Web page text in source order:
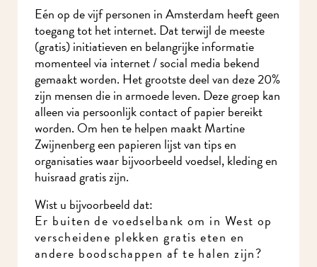
Eén op de vijf personen in Amsterdam heeft
geen toegang tot het internet. Dat terwijl de
meeste (gratis) initiatieven en belangrijke
informatie momenteel via internet / social media
bekend gemaakt worden. Het grootste deel van
deze 20% zijn mensen die in armoede leven.
Deze groep kan alleen via persoonlijk contact of
papier bereikt worden. Om hen te helpen maakt
Martine Zwijnenberg een papieren lijst van tips
en organisaties waar bijvoorbeeld voedsel, kleding
en huisraad gratis zijn.
Wist u bijvoorbeeld dat:
Er buiten de voedselbank om in West op
verscheidene plekken gratis eten en
andere boodschappen af te halen zijn?